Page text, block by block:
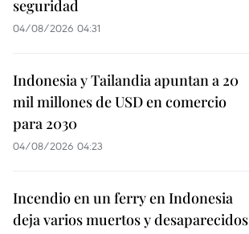
seguridad
04/08/2026 04:31
Indonesia y Tailandia apuntan a 20
mil millones de USD en comercio
para 2030
04/08/2026 04:23
Incendio en un ferry en Indonesia
deja varios muertos y desaparecidos